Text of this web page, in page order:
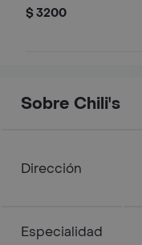
$ 3200
Sobre Chili's
Dirección
Especialidad